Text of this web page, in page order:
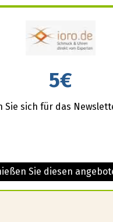
5€
Sie sich für das
Sie diesen